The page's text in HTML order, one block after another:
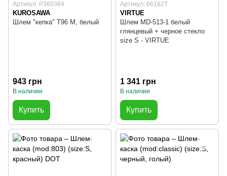
Артикул: P360384
KUROSAWA
Шлем "кепка" T96 M, белый
943 грн
В наличии
Купить
Артикул: 66162T
VIRTUE
Шлем MD-513-1 белый
глянцевый + черное стекло
size S - VIRTUE
1 341 грн
В наличии
Купить